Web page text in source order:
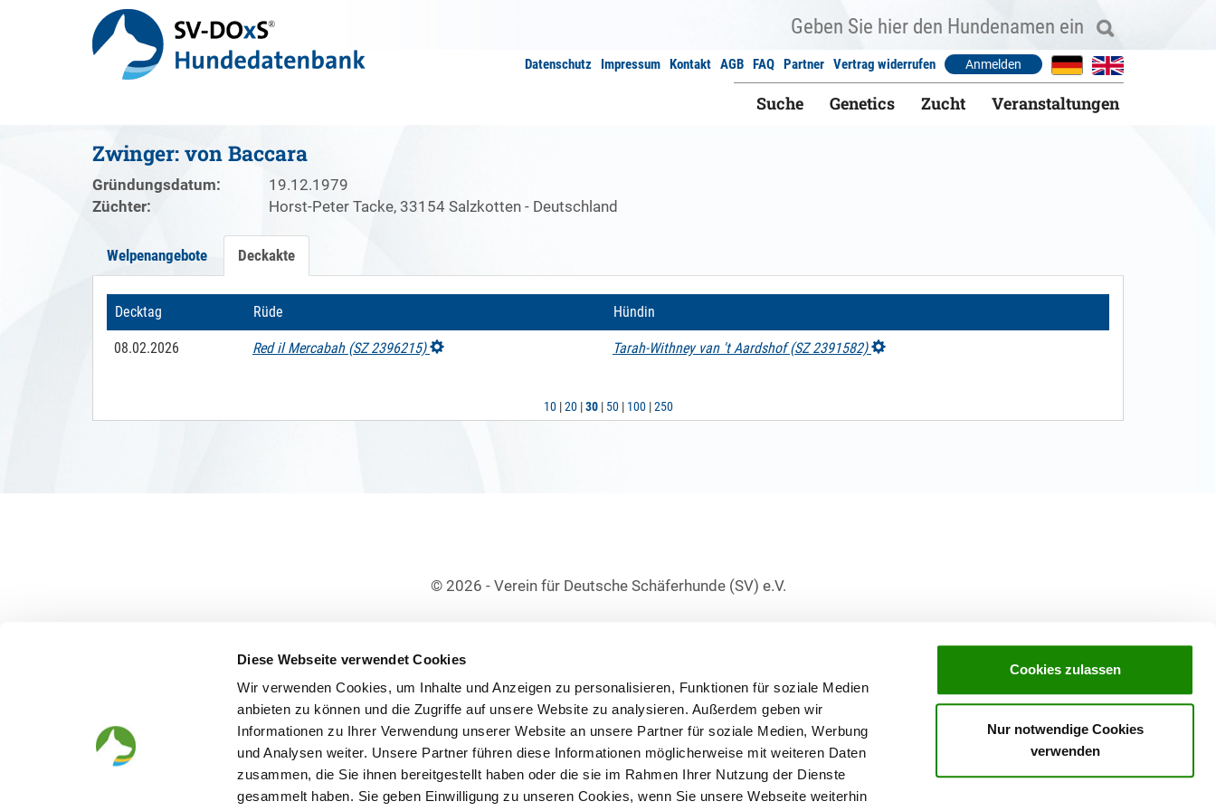
Diese Webseite verwendet Cookies
Wir verwenden Cookies, um Inhalte und Anzeigen zu personalisieren, Funktionen für soziale Medien
anbieten zu können und die Zugriffe auf unsere Website zu analysieren. Außerdem geben wir
Informationen zu Ihrer Verwendung unserer Website an unsere Partner für soziale Medien, Werbung
und Analysen weiter. Unsere Partner führen diese Informationen möglicherweise mit weiteren Daten
zusammen, die Sie ihnen bereitgestellt haben oder die sie im Rahmen Ihrer Nutzung der Dienste
gesammelt haben. Sie geben Einwilligung zu unseren Cookies, wenn Sie unsere Webseite weiterhin
Cookies zulassen
Nur notwendige Cookies
verwenden
Datenschutz Impressum Kontakt AGB FAQ Partner Vertrag widerrufen Anmelden
Suche Genetics Zucht Veranstaltungen
Zwinger: von Baccara
Gründungsdatum:
19.12.1979
Züchter:
Horst-Peter Tacke, 33154 Salzkotten - Deutschland
Welpenangebote Deckakte
Decktag
08.02.2026
Decktag Rüde Hündin
08.02.2026 Red il Mercabah (SZ 2396215) Tarah-Withney van 't Aardshof (SZ 2391582)
10 | 20 | 30 | 50 | 100 | 250
© 2026 - Verein für Deutsche Schäferhunde (SV) e.V.